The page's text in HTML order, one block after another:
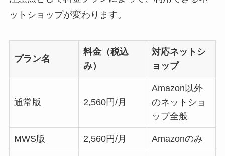
ットショップが変わります。
プラン名
料金（税込
み）
対応ネットシ
ョップ
通常版 2,560円/月
Amazon以外
のネットショ
ップ全般
MWS版 2,560円/月 Amazonのみ